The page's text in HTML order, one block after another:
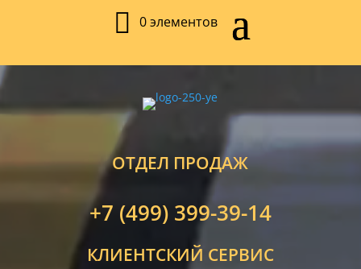
0 элементов
ОТДЕЛ ПРОДАЖ
+7 (499) 399-39-14
КЛИЕНТСКИЙ СЕРВИС